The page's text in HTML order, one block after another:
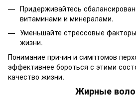
Придерживайтесь
витаминами и минералами.
Уменьшайте стрессовые
жизни.
Понимание причин и симптомов
эффективнее бороться с этими
качество жизни.
Жирные